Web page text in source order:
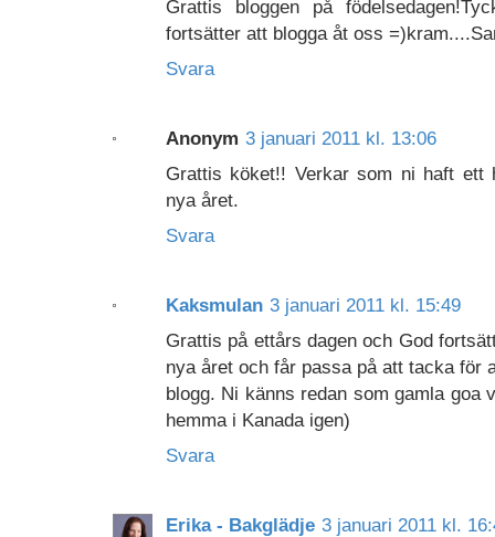
Grattis bloggen på
fortsätter att blogga åt oss
Svara
Anonym 3 januari 2011 kl. 13:06
Grattis köket!! Verkar som ni haft ett
nya året.
Svara
Kaksmulan 3 januari 2011 kl. 15:49
Grattis på ettårs dagen och God
nya året och får passa på att tacka för
blogg. Ni känns redan som gamla goa
hemma i Kanada igen)
Svara
Erika - Bakglädje 3 januari 2011 kl.